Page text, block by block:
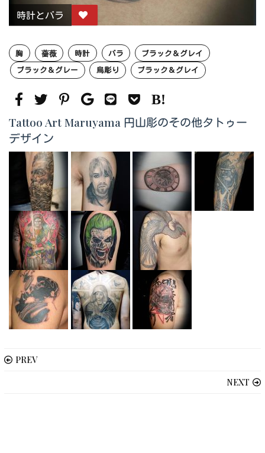
時計とバラ
胸 薔薇 時計 バラ
ブラック＆グレイ
ブラック＆グレー
烏彫り ブラック＆グレイ
Tattoo Art Maruyama 円山彫のその他タトゥー
デザイン
PREV
NEXT